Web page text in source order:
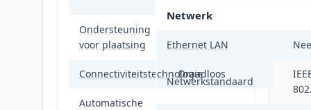
Ondersteuning
voor plaatsing
ConnectiviteitstechnologieDraadloos
Automatische
Netwerk
Ethernet LAN Nee
Netwerkstandaard